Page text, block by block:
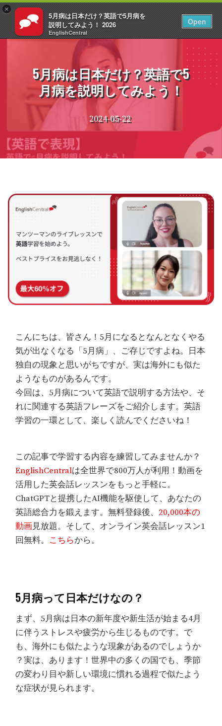
×
5月病は日本だけ？英語で5月病を
説明してみよう！ 2026
EnglishCentral
Open
ログイン JA
コ
5月病は日本だけ？英語で5
月病を説明してみよう！
2024-05-22
こんにちは、皆さん！5月になるとなんとなくやる
気が出なくなる「5月病」、ご存じですよね。日本
独自の現象と思いがちですが、実は海外にも似た
ようなものがあるんです。
今回は、5月病について英語で説明する方法や、そ
れに関連する英語フレーズをご紹介します。英語
学習の一環として、楽しく読んでくださいね！
この記事で学習する内容を練習してみませんか？
EnglishCentralは全世界で800万人が利用！動画を
活用した英会話レッスンをもっと手軽に。
ChatGPTと提携したAI機能を駆使して、あなたの
英語総合力を鍛えます。無料登録後、 20,000本の
動画見放題。そして、オンライン英会話レッスン1
回無料。 こちらから。
5月病って日本だけなの？
まず、5月病は日本の新年度や新生活が始まる4月
に伴うストレスや疲労から生じるものです。で
も、海外にも似たような現象があるのでしょうか
？実は、あります！世界中の多くの国でも、季節
の変わり目や新しい環境に慣れる過程で似たよう
な症状が見られます。